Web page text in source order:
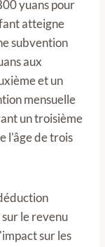
yuans pour
atteigne
subvention
aux
et un
mensuelle
un troisième
l'âge de trois
le revenu
sur les